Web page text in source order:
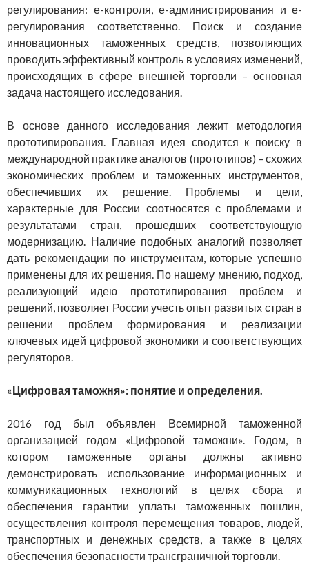
регулирования: е-контроля, е-администрирования и е-
регулирования соответственно. Поиск и создание
инновационных таможенных средств, позволяющих
проводить эффективный контроль в условиях изменений,
происходящих в сфере внешней торговли – основная
задача настоящего исследования.
В основе данного исследования лежит методология
прототипирования. Главная идея сводится к поиску в
международной практике аналогов (прототипов) – схожих
экономических проблем и таможенных инструментов,
обеспечивших их решение. Проблемы и цели,
характерные для России соотносятся с проблемами и
результатами стран, прошедших соответствующую
модернизацию. Наличие подобных аналогий позволяет
дать рекомендации по инструментам, которые успешно
применены для их решения. По нашему мнению, подход,
реализующий идею прототипирования проблем и
решений, позволяет России учесть опыт развитых стран в
решении проблем формирования и реализации
ключевых идей цифровой экономики и соответствующих
регуляторов.
«Цифровая таможня»: понятие и определения.
2016 год был объявлен Всемирной таможенной
организацией годом «Цифровой таможни». Годом, в
котором таможенные органы должны активно
демонстрировать использование информационных и
коммуникационных технологий в целях сбора и
обеспечения гарантии уплаты таможенных пошлин,
осуществления контроля перемещения товаров, людей,
транспортных и денежных средств, а также в целях
обеспечения безопасности трансграничной торговли.